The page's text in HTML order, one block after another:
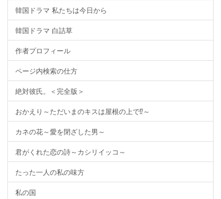
韓国ドラマ 私たちは今日から
韓国ドラマ 白詰草
作者プロフィール
ページ内検索の仕方
絶対彼氏。＜完全版＞
おかえり～ただいまのキスは屋根の上で⁉～
カネの花～愛を閉ざした男～
君がくれた恋の詩～カシリイッコ～
たった一人の私の味方
私の国